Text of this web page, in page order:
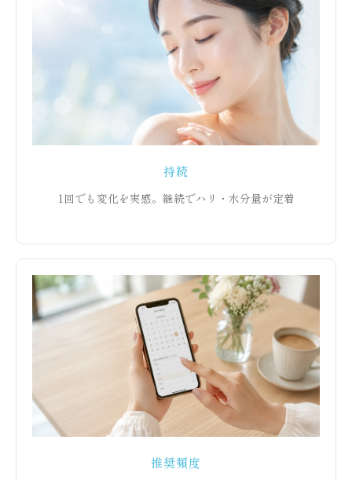
持続
1回でも変化を実感。継続でハリ・水分量が定着
推奨頻度